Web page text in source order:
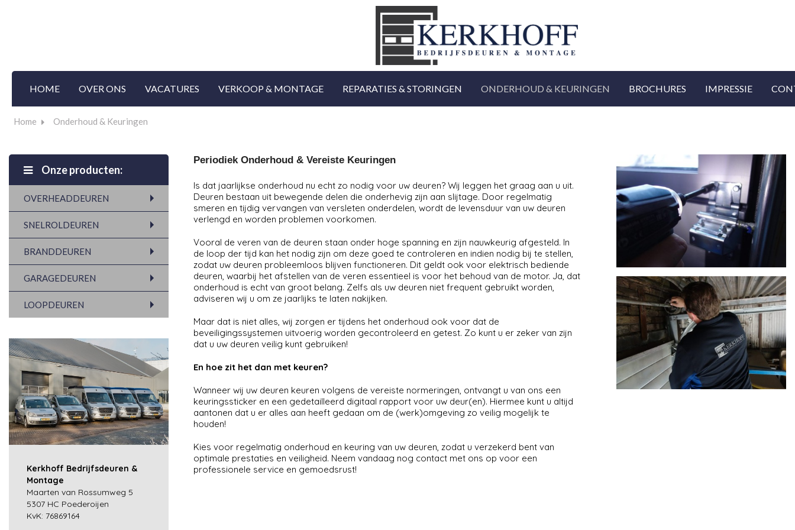
HOME OVER ONS VACATURES VERKOOP & MONTAGE REPARATIES & STORINGEN ONDERHOUD & KEURINGEN BROCHURES IMPRESSIE
Home Onderhoud & Keuringen
Onze producten:
OVERHEADDEUREN
SNELROLDEUREN
BRANDDEUREN
GARAGEDEUREN
LOOPDEUREN
Kerkhoff Bedrijfsdeuren &
Montage
Maarten van Rossumweg 5
5307 HC Poederoijen
KvK: 76869164
Periodiek Onderhoud & Vereiste Keuringen
Is dat jaarlijkse onderhoud nu echt zo nodig voor uw deuren? Wij leggen het graag aan u uit.
Deuren bestaan uit bewegende delen die onderhevig zijn aan slijtage. Door regelmatig
smeren en tijdig vervangen van versleten onderdelen, wordt de levensduur van uw deuren
verlengd en worden problemen voorkomen.
Vooral de veren van de deuren staan onder hoge spanning en zijn nauwkeurig afgesteld. In
de loop der tijd kan het nodig zijn om deze goed te controleren en indien nodig bij te stellen,
zodat uw deuren probleemloos blijven functioneren. Dit geldt ook voor elektrisch bediende
deuren, waarbij het afstellen van de veren essentieel is voor het behoud van de motor. Ja, dat
onderhoud is echt van groot belang. Zelfs als uw deuren niet frequent gebruikt worden,
adviseren wij u om ze jaarlijks te laten nakijken.
Maar dat is niet alles, wij zorgen er tijdens het onderhoud ook voor dat de
beveiligingssystemen uitvoerig worden gecontroleerd en getest. Zo kunt u er zeker van zijn
dat u uw deuren veilig kunt gebruiken!
En hoe zit het dan met keuren?
Wanneer wij uw deuren keuren volgens de vereiste normeringen, ontvangt u van ons een
keuringssticker en een gedetailleerd digitaal rapport voor uw deur(en). Hiermee kunt u altijd
aantonen dat u er alles aan heeft gedaan om de (werk)omgeving zo veilig mogelijk te
houden!
Kies voor regelmatig onderhoud en keuring van uw deuren, zodat u verzekerd bent van
optimale prestaties en veiligheid. Neem vandaag nog contact met ons op voor een
professionele service en gemoedsrust!